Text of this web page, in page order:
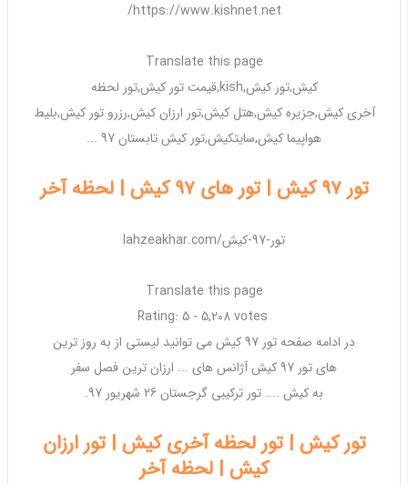
https://www.kishnet.net/
Translate this page
کیش,تور کیش,
kish,قیمتتور کیش,تور لحظه
آخریکیش,جزیرهکیش,هتلکیش,تور ارزان کیش,رزروتور کیش,بلیط
هواپیماکیش,سایتکیش,تور کیشتابستان97
...
تور 97 کیش | تور های 97 کیش | لحظه آخر
lahzeakhar.com/تور-97-کیش
Translate this page
در ادامه صفحه تور کیشمی توانید لیستی از به روز ترین
هایتور کیشآژانس های ... ارزانترین فصل سفر
به کیش .... تور ترکیبی گرجستان 26 شهریور 97 .
تور کیش | تور لحظه آخری کیش | تور ارزان
کیش | لحظه آخر